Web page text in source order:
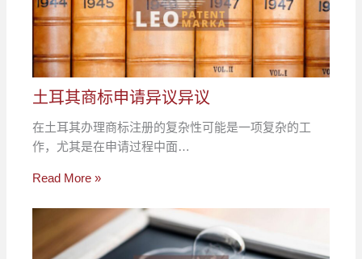
土耳其商标申请异议异议
在土耳其办理商标注册的复杂性可能是一项复杂的工
作，尤其是在申请过程中面…
Read More »